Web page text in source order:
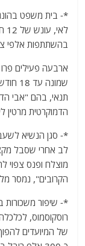
*- בית משפט בהונג
בהשתתפות אלפי צועדים ב-18
ארבעה פעילים
תנאי, בהם "אבי
הדמוקרטית מרטין
*- סגן הנשיא
לב אחרי שסבל
מוצלח ופנס צפוי
הקרובים", נמסר
*- שיפור משכורות
רוסקוסמוס,